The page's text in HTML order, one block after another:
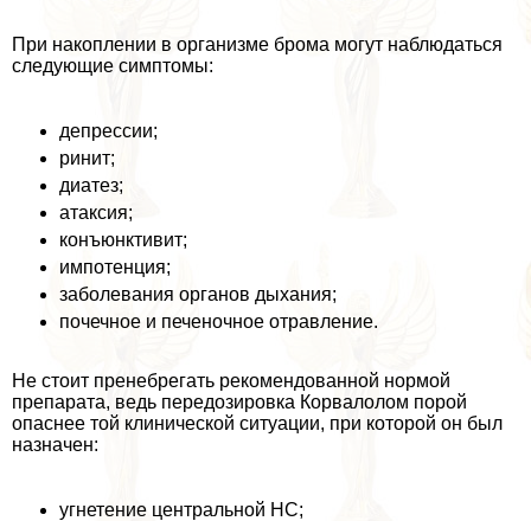
При накоплении в организме брома могут наблюдаться
следующие симптомы:
депрессии;
ринит;
диатез;
атаксия;
конъюнктивит;
импотенция;
заболевания органов дыхания;
почечное и печеночное отравление.
Не стоит пренебрегать рекомендованной нормой
препарата, ведь передозировка Корвалолом порой
опаснее той клинической ситуации, при которой он был
назначен:
угнетение центральной НС;